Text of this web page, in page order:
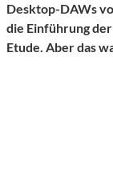
Desktop-DAWs
die Einführung
Etude. Aber das